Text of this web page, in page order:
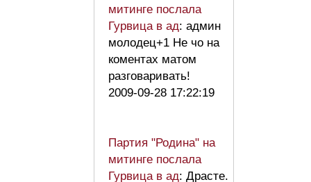
митинге послала
Гурвица в ад: админ
молодец+1 Не чо на
коментах матом
разговаривать!
2009-09-28 17:22:19
Партия "Родина" на
митинге послала
Гурвица в ад: Драсте.